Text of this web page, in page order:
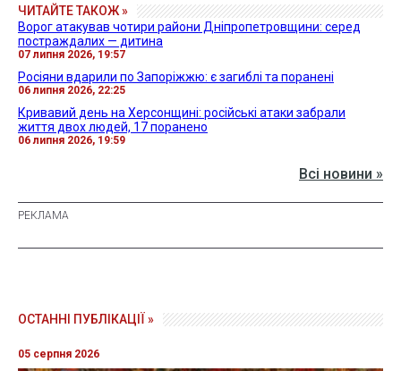
ЧИТАЙТЕ ТАКОЖ »
Ворог атакував чотири райони Дніпропетровщини: серед
постраждалих — дитина
07 липня 2026, 19:57
Росіяни вдарили по Запоріжжю: є загиблі та поранені
06 липня 2026, 22:25
Кривавий день на Херсонщині: російські атаки забрали
життя двох людей, 17 поранено
06 липня 2026, 19:59
Всі новини »
ОСТАННІ ПУБЛІКАЦІЇ »
05 серпня 2026